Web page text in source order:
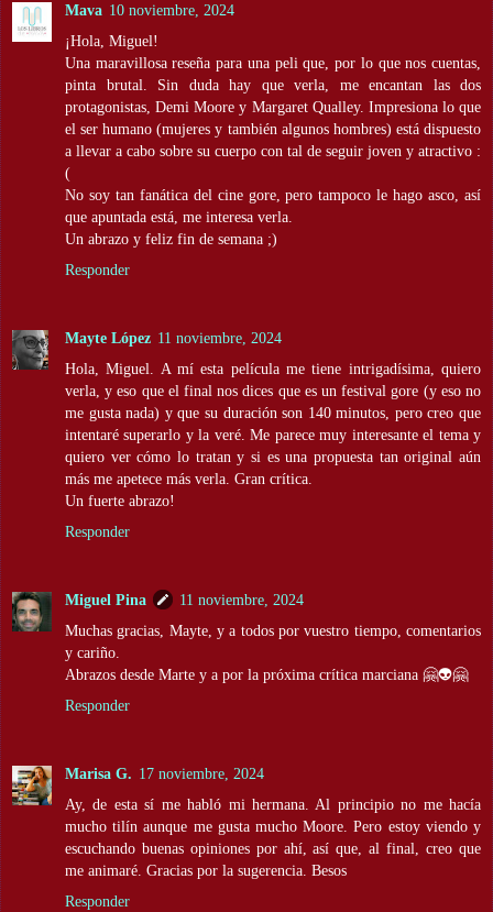
Mava 10 noviembre, 2024
¡Hola, Miguel!
Una maravillosa reseña para una peli que, por lo que nos cuentas,
pinta brutal. Sin duda hay que verla, me encantan las dos
protagonistas, Demi Moore y Margaret Qualley. Impresiona lo que
el ser humano (mujeres y también algunos hombres) está dispuesto
a llevar a cabo sobre su cuerpo con tal de seguir joven y atractivo :
(
No soy tan fanática del cine gore, pero tampoco le hago asco, así
que apuntada está, me interesa verla.
Un abrazo y feliz fin de semana ;)
Responder
Mayte López 11 noviembre, 2024
Hola, Miguel. A mí esta película me tiene intrigadísima, quiero
verla, y eso que el final nos dices que es un festival gore (y eso no
me gusta nada) y que su duración son 140 minutos, pero creo que
intentaré superarlo y la veré. Me parece muy interesante el tema y
quiero ver cómo lo tratan y si es una propuesta tan original aún
más me apetece más verla. Gran crítica.
Un fuerte abrazo!
Responder
Miguel Pina
11 noviembre, 2024
Muchas gracias, Mayte, y a todos por vuestro tiempo, comentarios
y cariño.
Abrazos desde Marte y a por la próxima crítica marciana 🤗👽🤗
Responder
Marisa G. 17 noviembre, 2024
Ay, de esta sí me habló mi hermana. Al principio no me hacía
mucho tilín aunque me gusta mucho Moore. Pero estoy viendo y
escuchando buenas opiniones por ahí, así que, al final, creo que
me animaré. Gracias por la sugerencia. Besos
Responder